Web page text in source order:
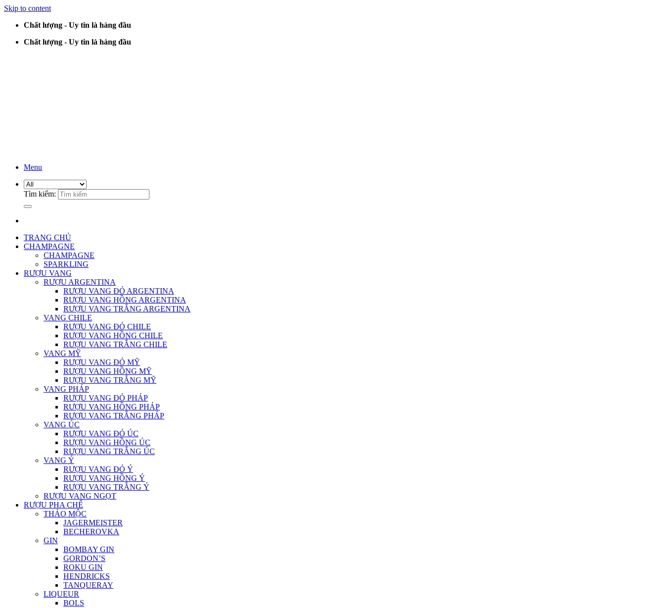
Skip to content
Chất lượng - Uy tin là hàng đầu
Chất lượng - Uy tin là hàng đầu
Menu
Tìm kiếm:
TRANG CHỦ
CHAMPAGNE
CHAMPAGNE
SPARKLING
RƯỢU VANG
RƯỢU ARGENTINA
RƯỢU VANG ĐỎ ARGENTINA
RƯỢU VANG HỒNG ARGENTINA
RƯỢU VANG TRẮNG ARGENTINA
VANG CHILE
RƯỢU VANG ĐỎ CHILE
RƯỢU VANG HỒNG CHILE
RƯỢU VANG TRẮNG CHILE
VANG MỸ
RƯỢU VANG ĐỎ MỸ
RƯỢU VANG HỒNG MỸ
RƯỢU VANG TRẮNG MỸ
VANG PHÁP
RƯỢU VANG ĐỎ PHÁP
RƯỢU VANG HỒNG PHÁP
RƯỢU VANG TRẮNG PHÁP
VANG ÚC
RƯỢU VANG ĐỎ ÚC
RƯỢU VANG HỒNG ÚC
RƯỢU VANG TRẮNG ÚC
VANG Ý
RƯỢU VANG ĐỎ Ý
RƯỢU VANG HỒNG Ý
RƯỢU VANG TRẮNG Ý
RƯỢU VANG NGỌT
RƯỢU PHA CHẾ
THẢO MỘC
JAGERMEISTER
BECHEROVKA
GIN
BOMBAY GIN
GORDON’S
ROKU GIN
HENDRICKS
TANQUERAY
LIQUEUR
BOLS